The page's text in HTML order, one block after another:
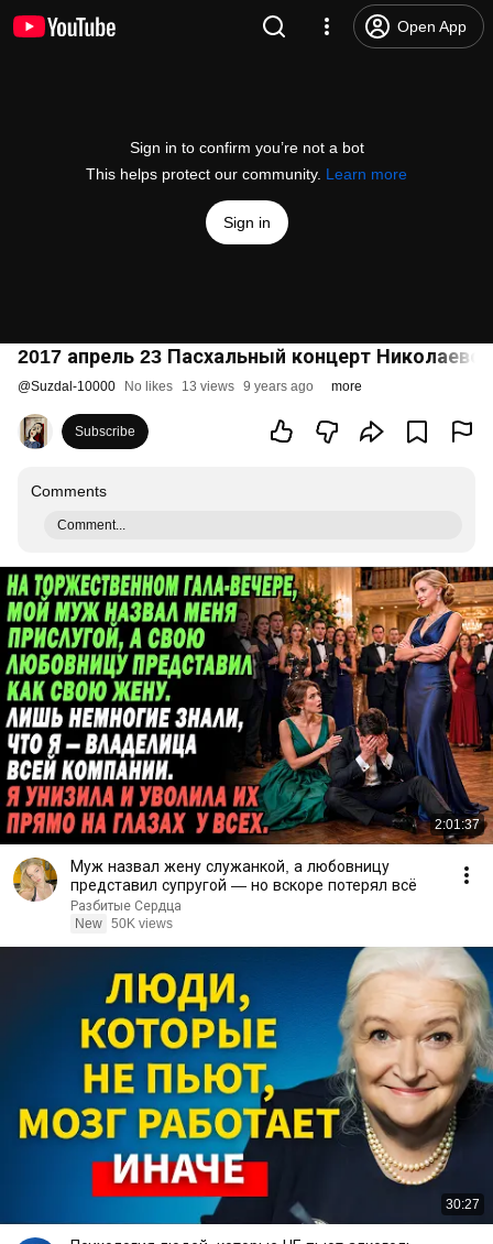
Open App
Sign in to confirm you’re not a bot
This helps protect our community. Learn more
Sign in
2017 апрель 23 Пасхальный концерт
@Suzdal-10000 No likes 13 views 9 years ago more
Subscribe
Comments
Comment...
2:01:37
Муж назвал жену служанкой, а любовницу
представил супругой — но вскоре потерял всё
Разбитые Сердца
New 50K views
30:27